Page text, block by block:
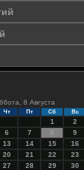
8 Августа
Чт Пт Сб Вс
1
2
6 7 8
9
13 14 15
16
20 21 22
23
27 28 29
30